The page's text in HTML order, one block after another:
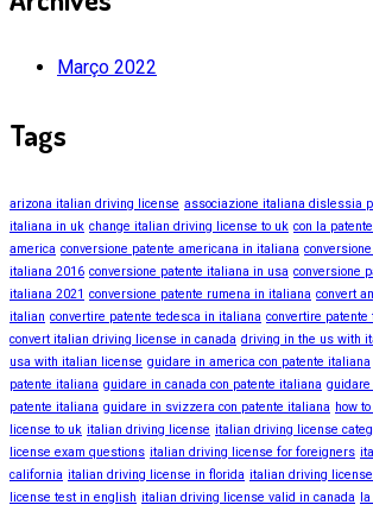
Março 2022
Tags
arizona italian driving license associazione italiana dislessia
italiana in uk change italian driving license to uk con la
america conversione patente americana in italiana
italiana 2016 conversione patente italiana in usa conversione
italiana 2021 conversione patente rumena in italiana convert
italian convertire patente tedesca in italiana convertire
convert italian driving license in canada driving in the us with
usa with italian license guidare in america con patente italiana
patente italiana guidare in canada con patente italiana guidare
patente italiana guidare in svizzera con patente italiana how
license to uk italian driving license italian driving license
license exam questions italian driving license for foreigners
california italian driving license in florida italian driving
license test in english italian driving license valid in canada